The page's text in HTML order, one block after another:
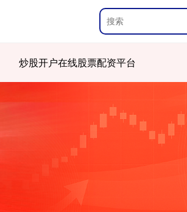
炒股开户在线股票配资平台